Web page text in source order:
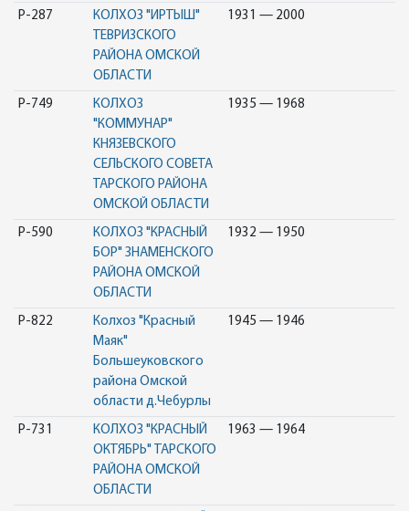
Р-287
КОЛХОЗ "ИРТЫШ"
ТЕВРИЗСКОГО
РАЙОНА ОМСКОЙ
ОБЛАСТИ
1931 — 2000
Р-749
КОЛХОЗ
"КОММУНАР"
КНЯЗЕВСКОГО
СЕЛЬСКОГО СОВЕТА
ТАРСКОГО РАЙОНА
ОМСКОЙ ОБЛАСТИ
1935 — 1968
Р-590
КОЛХОЗ "КРАСНЫЙ
БОР" ЗНАМЕНСКОГО
РАЙОНА ОМСКОЙ
ОБЛАСТИ
1932 — 1950
Р-822
Колхоз "Красный
Маяк"
Большеуковского
района Омской
области д.Чебурлы
1945 — 1946
Р-731
КОЛХОЗ "КРАСНЫЙ
ОКТЯБРЬ" ТАРСКОГО
РАЙОНА ОМСКОЙ
ОБЛАСТИ
1963 — 1964